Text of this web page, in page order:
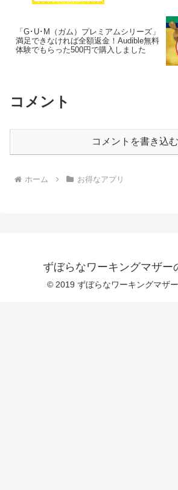
「G･U･M（ガム）プレミアムシリーズ」
満足できなければ全額返金！Audible無料
体験でもらった500円で購入しました
コメント
コメントを書き込む
ホーム お得なアプリ
ずぼらなワーキングマザー
© 2019 ずぼらなワーキングマザ